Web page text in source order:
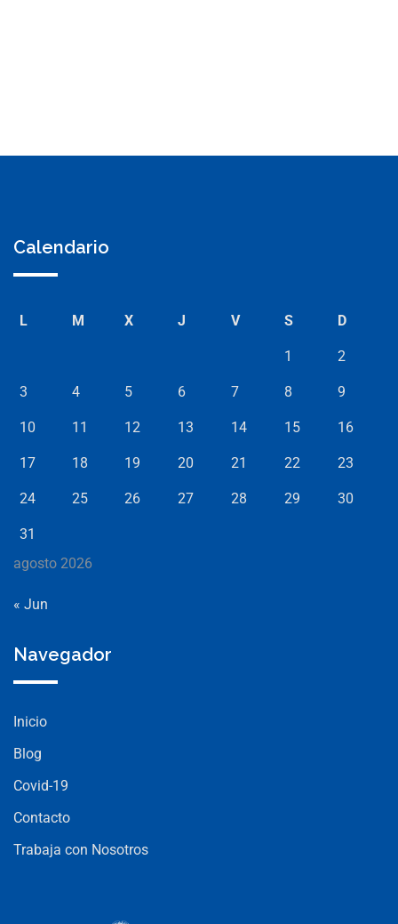
Calendario
agosto 2026
L M X J V S D
1 2
3 4 5 6 7 8 9
10 11 12 13 14 15 16
17 18 19 20 21 22 23
24 25 26 27 28 29 30
31
« Jun
Navegador
Inicio
Blog
Covid-19
Contacto
Trabaja con Nosotros